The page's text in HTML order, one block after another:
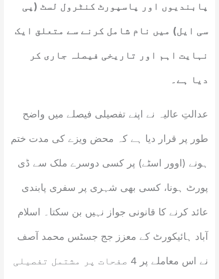
پابندیوں اور پاسپورٹ کنٹرول لسٹ (پی
سی ایل) میں نام شامل کرنے سے متعلق ایک
نہایت اہم اور تاریخی فیصلہ جاری کر
دیا ہے۔
عدالتِ عالیہ نے اپنے تفصیلی فیصلے میں واضح
طور پر قرار دیا ہے کہ محض ویزے کی مدت ختم
ہونے (اوور اسٹے) پر کسی دوسرے ملک سے ڈی
پورٹ ہونا، کسی بھی شہری پر سفری پابندی
عائد کرنے کا قانونی جواز نہیں بن سکتا۔ اسلام
آباد ہائیکورٹ کے معزز جج جسٹس محمد آصف
نے اس معاملے پر 4 صفحات پر مشتمل تفصیلی